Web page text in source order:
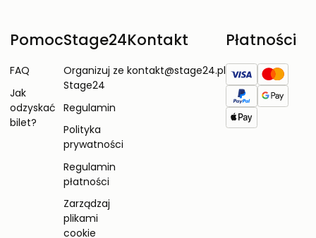
Pomoc
FAQ
Jak
odzyskać
bilet?
Stage24
Organizuj ze
Stage24
Regulamin
Polityka
prywatności
Regulamin
płatności
Zarządzaj
plikami
cookie
Kontakt
kontakt@stage24.pl
Płatności